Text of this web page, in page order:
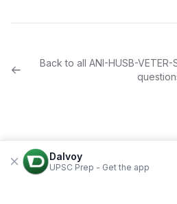
Back to allANI-HUSB-VETER-
Dalvoy
UPSC Prep - Get the app